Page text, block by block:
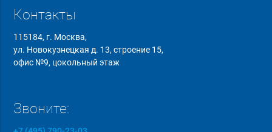
Контакты
115184, г. Москва,
ул. Новокузнецкая д. 13, строение 15,
офис №9, цокольный этаж
Звоните: